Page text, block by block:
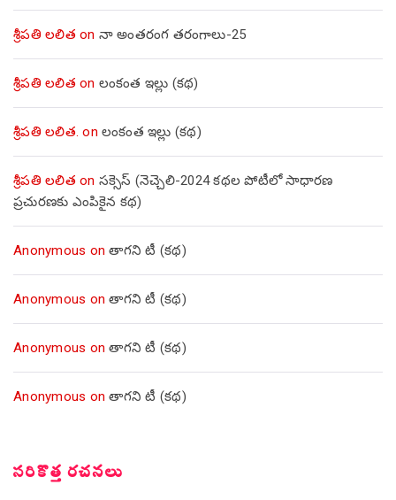
శ్రీపతి లలిత on నా అంతరంగ తరంగాలు-25
శ్రీపతి లలిత on లంకంత ఇల్లు (కథ)
శ్రీపతి లలిత. on లంకంత ఇల్లు (కథ)
శ్రీపతి లలిత on సక్సెస్ (నెచ్చెలి-2024 కథల పోటీలో సాధారణ
ప్రచురణకు ఎంపికైన కథ)
Anonymous onతాగని టీ (కథ)
Anonymous onతాగని టీ (కథ)
Anonymous onతాగని టీ (కథ)
Anonymous onతాగని టీ (కథ)
సరికొత్త రచనలు